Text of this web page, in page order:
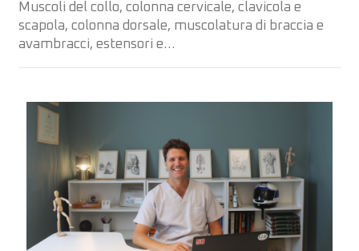
Muscoli del collo, colonna cervicale, clavicola e
scapola, colonna dorsale, muscolatura di braccia e
avambracci, estensori e…